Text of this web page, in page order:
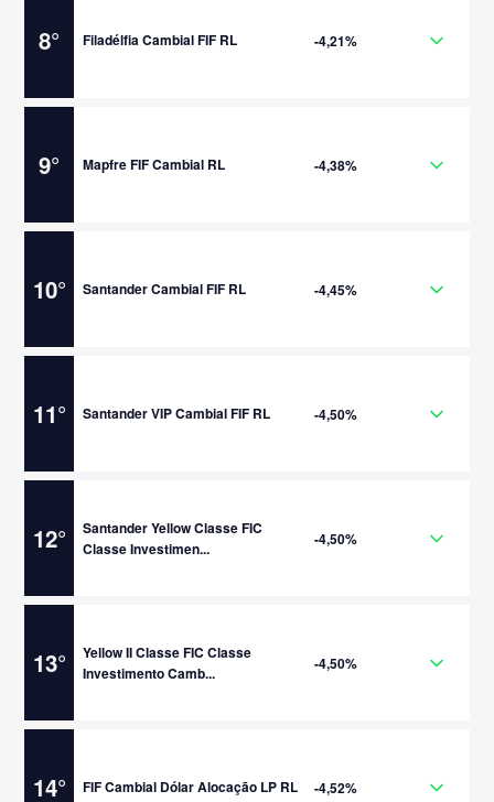
8° Filadélfia Cambial FIF RL -4,21%
9° Mapfre FIF Cambial RL -4,38%
10° Santander Cambial FIF RL -4,45%
11° Santander VIP Cambial FIF RL -4,50%
12°
Santander Yellow Classe FIC
Classe Investimen...
-4,50%
13°
Yellow II Classe FIC Classe
Investimento Camb...
-4,50%
14° FIF Cambial Dólar Alocação LP RL -4,52%